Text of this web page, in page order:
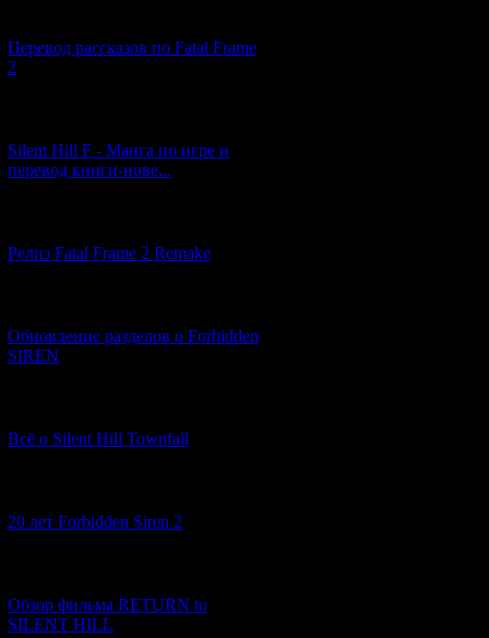
Перевод рассказов по Fatal Frame
2
Silent Hill F - Манга по игре и
перевод книги-нове...
Релиз Fatal Frame 2 Remake
Обновление разделов о Forbidden
SIREN
Всё о Silent Hill Townfall
20 лет Forbidden Siren 2
Обзор фильма RETURN to
SILENT HILL